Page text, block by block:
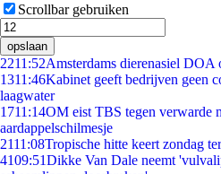
Scrollbar gebruiken
opslaan
2211:52Amsterdams dierenasiel
1311:46Kabinet geeft bedrijven geen
laagwater
1711:14OM eist TBS tegen verwarde
aardappelschilmesje
2111:08Tropische hitte keert zondag
4109:51Dikke Van Dale neemt